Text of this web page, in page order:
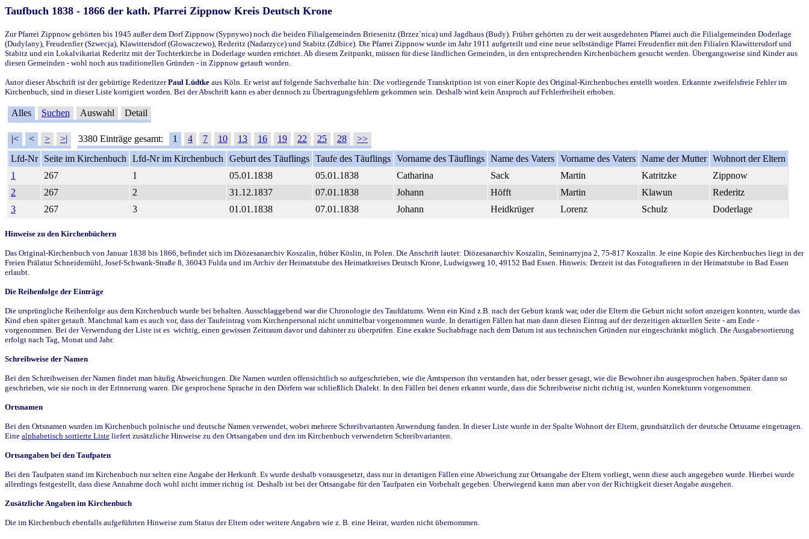
Taufbuch 1838 - 1866 der kath. Pfarrei Zippnow Kreis Deutsch Krone
Zur Pfarrei Zippnow gehörten bis 1945 außer dem Dorf Zippnow (Sypnywo) noch die beiden Filialgemeinden Briesenitz (Brzez`nica) und Jagdhaus (Budy). Früher gehörten zu der weit ausgedehnten Pfarrei auch die Filialgemeinden Doderlage
(Dudylany), Freudenfier (Szwecja), Klawittersdorf (Glowaczewo), Rederitz (Nadarzyce) und Stabitz (Zdbice). Die Pfarrei Zippnow wurde im Jahr 1911 aufgeteilt und eine neue selbständige Pfarrei Freudenfier mit den Filialen Klawittersdorf und
Stabitz und ein Lokalvikariat Rederitz mit der Tochterkirche in Doderlage wurden errichtet. Ab diesem Zeitpunkt, müssen für diese ländlichen Gemeinden, in den entsprechenden Kirchenbüchern gesucht werden. Übergangsweise sind Kinder aus
diesen Gemeinden - wohl noch aus traditionellen Gründen - in Zippnow getauft worden.
Autor dieser Abschrift ist der gebürtige RederitzerPaul Lüdtke aus Köln. Er weist auf folgende Sachverhalte hin: Die vorliegende Transkription ist von einer Kopie des Original-Kirchenbuches erstellt worden. Erkannte zweifelsfreie Fehler im
Kirchenbuch, sind in dieser Liste korrigiert worden. Bei der Abschrift kann es aber dennoch zu Übertragungsfehlern gekommen sein. Deshalb wird kein Anspruch auf Fehlerfreiheit erhoben.
Alles Suchen Auswahl Detail
|< < > >| 3380 Einträge gesamt: 1 4 7 10 13 16 19 22 25 28
>>
Lfd-Nr
Seite im Kirchenbuch Lfd-Nr im Kirchenbuch Geburt des Täuflings Taufe des Täuflings Vorname des Täuflings Name des Vaters Vorname des Vaters Name der Mutter Wohnort der Eltern
1
267 1 05.01.1838 05.01.1838 Catharina Sack Martin Katritzke
Zippnow
2
267 2 31.12.1837 07.01.1838 Johann Höfft Martin Klawun
Rederitz
3
267 3 01.01.1838 07.01.1838 Johann Heidkrüger Lorenz Schulz Doderlage
Hinweise zu den Kirchenbüchern
Das Original-Kirchenbuch von Januar 1838 bis 1866, befindet sich im Diözesanarchiv Koszalin, früher Köslin, in Polen. Die Anschrift lautet: Diözesanarchiv Koszalin, Seminarryjna 2, 75-817 Koszalin. Je eine Kopie des Kirchenbuches liegt in der
Freien Prälatur Schneidemühl, Josef-Schwank-Straße 8, 36043 Fulda und im Archiv der Heimatstube des Heimatkreises Deutsch Krone, Ludwigsweg 10, 49152 Bad Essen. Hinweis: Derzeit ist das Fotografieren in der Heimatstube in Bad Essen
erlaubt.
Die Reihenfolge der Einträge
Die ursprüngliche Reihenfolge aus dem Kirchenbuch wurde bei behalten. Ausschlaggebend war die Chronologie des Taufdatums. Wenn ein Kind z.B. nach der Geburt krank war, oder die Eltern die Geburt nicht sofort anzeigen konnten, wurde das
Kind eben später getauft. Manchmal kam es auch vor, dass der Taufeintrag vom Kirchenpersonal nicht unmittelbar vorgenommen wurde. In derartigen Fällen hat man dann diesen Eintrag auf der derzeitigen aktuellen Seite - am Ende -
vorgenommen. Bei der Verwendung der Liste ist es wichtig, einen gewissen Zeitraum davor und dahinter zu überprüfen. Eine exakte Suchabfrage nach dem Datum ist aus technischen Gründen nur eingeschränkt möglich. Die Ausgabesortierung
erfolgt nach Tag, Monat und Jahr.
Schreibweise der Namen
Bei den Schreibweisen der Namen findet man häufig Abweichungen. Die Namen wurden offensichtlich so aufgeschrieben, wie die Amtsperson ihn verstanden hat, oder besser gesagt, wie die Bewohner ihn ausgesprochen haben. Später dann so
geschrieben, wie sie noch in der Erinnerung waren. Die gesprochene Sprache in den Dörfern war schließlich Dialekt. In den Fällen bei denen erkannt wurde, dass die Schreibweise nicht richtig ist, wurden Korrekturen vorgenommen.
Ortsnamen
Bei den Ortsnamen wurden im Kirchenbuch polnische und deutsche Namen verwendet, wobei mehrere Schreibvarianten Anwendung fanden. In dieser Liste wurde in der Spalte Wohnort der Eltern, grundsätzlich der deutsche Ortsname eingetragen.
Eine alphabetisch sortierte Liste liefert zusätzliche Hinweise zu den Ortsangaben und den im Kirchenbuch verwendeten Schreibvarianten.
Ortsangaben bei den Taufpaten
Bei den Taufpaten stand im Kirchenbuch nur selten eine Angabe der Herkunft. Es wurde deshalb vorausgesetzt, dass nur in derartigen Fällen eine Abweichung zur Ortsangabe der Eltern vorliegt, wenn diese auch angegeben wurde. Hierbei wurde
allerdings festgestellt, dass diese Annahme doch wohl nicht immer richtig ist. Deshalb ist bei der Ortsangabe für den Taufpaten ein Vorbehalt gegeben. Überwiegend kann man aber von der Richtigkeit dieser Angabe ausgehen.
Zusätzliche Angaben im Kirchenbuch
Die im Kirchenbuch ebenfalls aufgeführten Hinweise zum Status der Eltern oder weitere Angaben wie z. B. eine Heirat, wurden nicht übernommen.